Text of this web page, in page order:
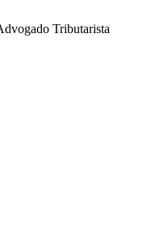
Tributarista